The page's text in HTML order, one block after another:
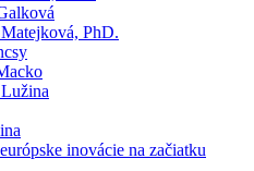
PhD.
inovácie na začiatku